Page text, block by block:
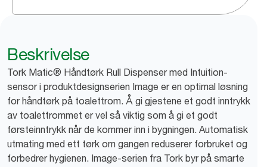
Beskrivelse
Tork Matic® Håndtørk Rull Dispenser med Intuition-
sensor i produktdesignserien Image er en optimal løsning
for håndtørk på toalettrom. Å gi gjestene et godt inntrykk
av toalettrommet er vel så viktig som å gi et godt
førsteinntrykk når de kommer inn i bygningen. Automatisk
utmating med ett tørk om gangen reduserer forbruket og
forbedrer hygienen. Image-serien fra Tork byr på smarte